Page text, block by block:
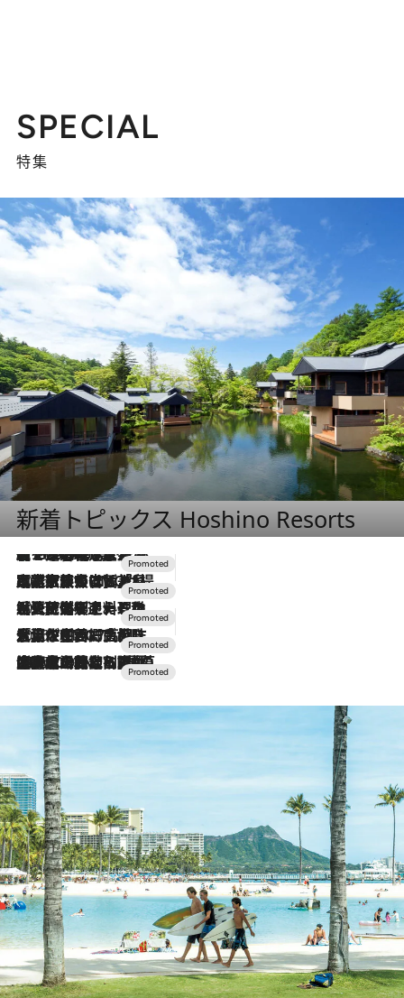
SPECIAL
特集
新着トピックス Hoshino Resorts
2026.8.7
【トンボの足水浴】ヒノキの香りに包まれて涼感マックス！約13℃の湧水かけ流しを避暑地「星野温泉 トンボの湯」で体験
2026.7.31
【ホテル帰省】という選択肢をOMOが提案。家族とほどよい距離を保つには「昼は実家、夜は気兼ねなくホテルで！」
2026.7.24
【夏限定ディナーコース】旬を迎える稚鮎や花ズッキーニなどをイタリア・トスカーナの郷土料理の手法で満喫！
2026.7.17
「土佐和ハーブかき氷」がOMO7高知に登場！生姜、山椒、大葉など目にも舌にも涼を呼ぶ郷土の味
2026.7.10
NEW OPEN！【界 草津】名湯の地に誕生。趣の異なる2種の温泉と上州ならではの会席・蕎麦割烹など美食を味わう究極の癒やし旅